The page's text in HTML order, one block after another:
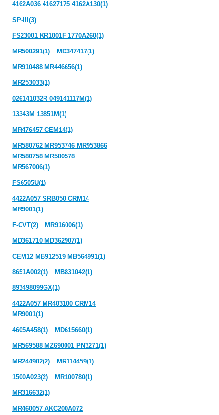
4162A036 41627175 4162A130(1)
SP-III(3)
FS23001 KR1001F 1770A260(1)
MR500291(1) MD347417(1)
MR910488 MR446656(1)
MR253033(1)
026141032R 049141117M(1)
13343M 13851M(1)
MR476457 CEM14(1)
MR580762 MR953746 MR953866
MR580758 MR580578
MR567006(1)
FS6505U(1)
4422A057 SRB050 CRM14
MR9001(1)
F-CVT(2) MR916006(1)
MD361710 MD362907(1)
CEM12 MB912519 MB564991(1)
8651A002(1) MB831042(1)
893498099GX(1)
4422A057 MR403100 CRM14
MR9001(1)
4605A458(1) MD615660(1)
MR569588 MZ690001 PN3271(1)
MR244902(2) MR114459(1)
1500A023(2) MR100780(1)
MR316632(1)
MR460057 AKC200A072